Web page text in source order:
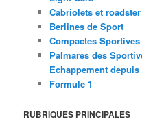
Cabriolets et
Berlines de Sport
Compactes
Palmares des
Echappement depuis
Formule 1
RUBRIQUES PRINCIPALES